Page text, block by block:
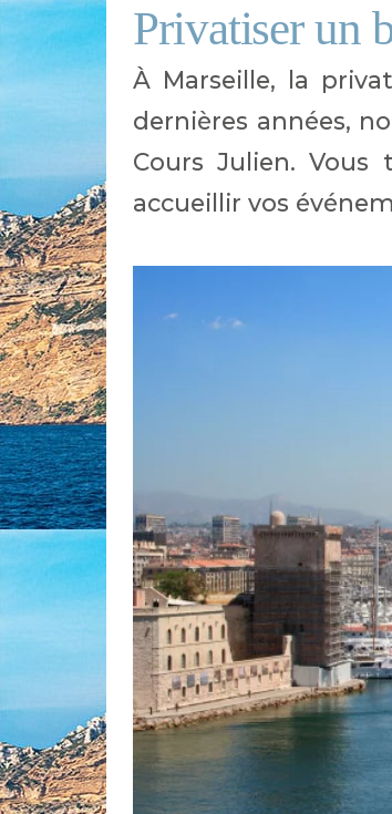
Privatiser un
À Marseille, la
dernières années,
Cours Julien. Vous
accueillir vos